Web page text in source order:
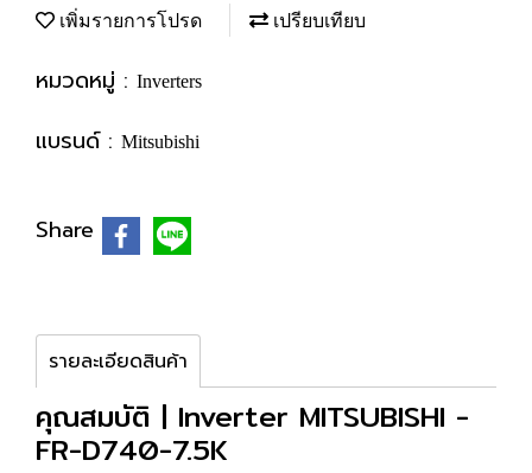
เพิ่มรายการโปรด เปรียบเทียบ
หมวดหมู่ : Inverters
แบรนด์ : Mitsubishi
Share
รายละเอียดสินค้า
คุณสมบัติ | Inverter MITSUBISHI -
FR-D740-7.5K